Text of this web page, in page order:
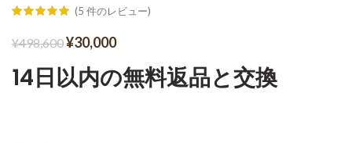
(5 件のレビュー)
¥498,600¥30,000
14日以内の無料返品と交換